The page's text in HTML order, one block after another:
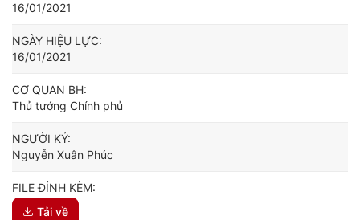
16/01/2021
NGÀY HIỆU LỰC:
16/01/2021
CƠ QUAN BH:
Thủ tướng Chính phủ
NGƯỜI KÝ:
Nguyễn Xuân Phúc
FILE ĐÍNH KÈM:
Tải về